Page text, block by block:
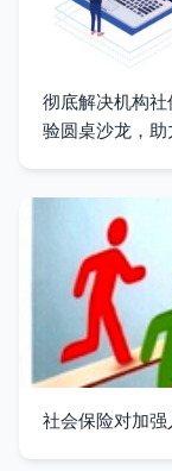
彻底解决机构
验圆桌沙龙，
社会保险对加